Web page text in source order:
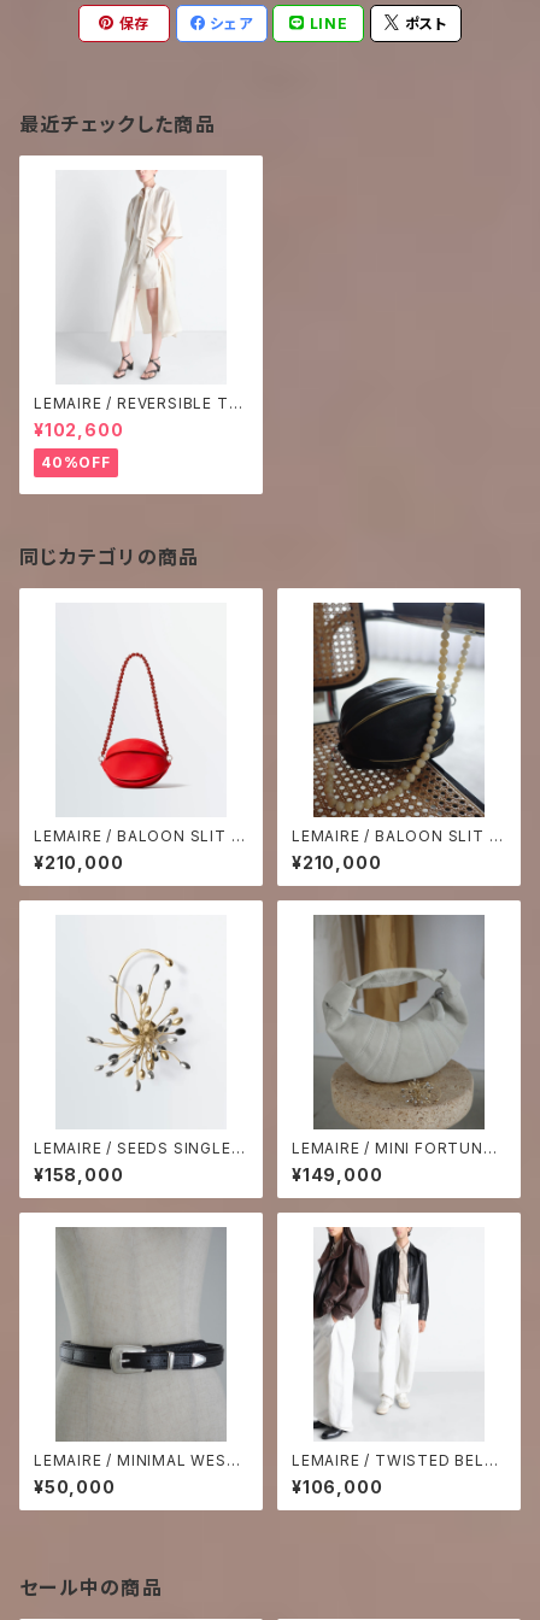
保存 シェア LINE ポスト
最近チェックした商品
LEMAIRE / REVERSIBLE TU
BE DRESS - light cream wh
ite -
¥102,600
40%OFF
同じカテゴリの商品
LEMAIRE / BALOON SLIT B
AG - Carmine Red-
¥210,000
LEMAIRE / BALOON SLIT B
AG -Black / Macadamia-
¥210,000
LEMAIRE / SEEDS SINGLE E
ARRING
¥158,000
LEMAIRE / MINI FORTUNE
CROISSANT BAG
¥149,000
LEMAIRE / MINIMAL WESTE
RN BELT
¥50,000
LEMAIRE / TWISTED BELTE
D PANTS
¥106,000
セール中の商品